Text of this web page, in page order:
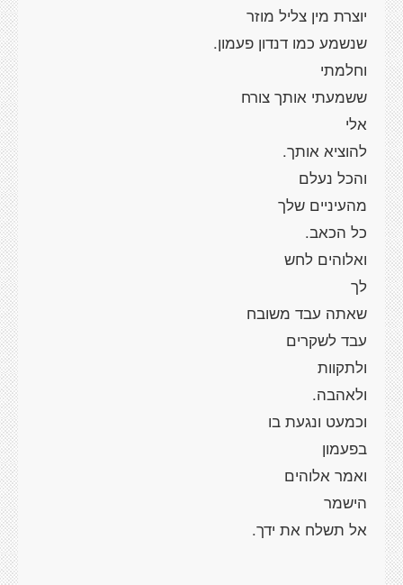
יוצרת מין צליל מוזר
שנשמע כמו דנדון פעמון.
וחלמתי
ששמעתי אותך צורח
אלי
להוציא אותך.
והכל נעלם
מהעיניים שלך
כל הכאב.
ואלוהים לחש
לך
שאתה עבד משובח
עבד לשקרים
ולתקוות
ולאהבה.
וכמעט ונגעת בו
בפעמון
ואמר אלוהים
הישמר
אל תשלח את ידך.